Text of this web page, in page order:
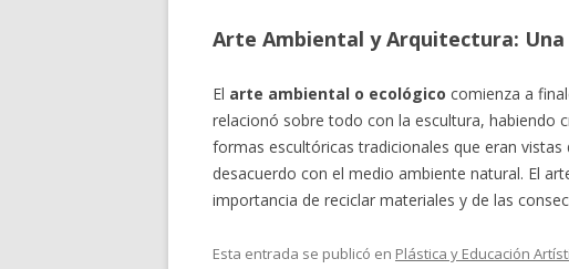
Arte Ambiental y Arquitectura: Una
El arte ambiental o ecológico comienza a
relacionó sobre todo con la escultura, habiendo
formas escultóricas tradicionales que eran
desacuerdo con el medio ambiente natural. El
importancia de reciclar materiales y de las
Esta entrada se publicó en Plástica y Educación